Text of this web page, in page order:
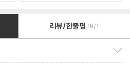
리뷰/한줄평 18/1